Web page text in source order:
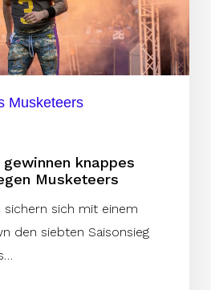
Musketeers
knappes
Musketeers
sichern sich mit einem
den siebten Saisonsieg